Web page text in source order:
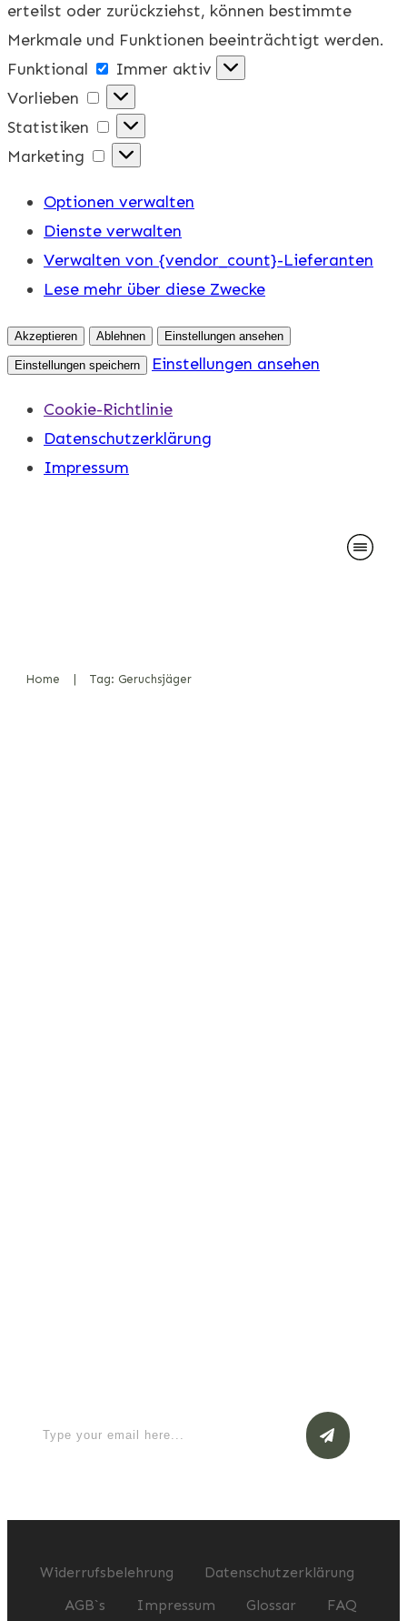
erteilst oder zurückziehst, können bestimmte
Merkmale und Funktionen beeinträchtigt werden.
Funktional
Funktional
Immer aktiv
Vorlieben
Vorlieben
Statistiken
Statistiken
Marketing
Marketing
Optionen verwalten
Dienste verwalten
Verwalten von {vendor_count}-Lieferanten
Lese mehr über diese Zwecke
Akzeptieren Ablehnen Einstellungen ansehen
Einstellungen speichern Einstellungen ansehen
Cookie-Richtlinie
Datenschutzerklärung
Impressum
Home | Tag: Geruchsjäger
Widerrufsbelehrung
Datenschutzerklärung
AGB`s
Impressum Glossar FAQ